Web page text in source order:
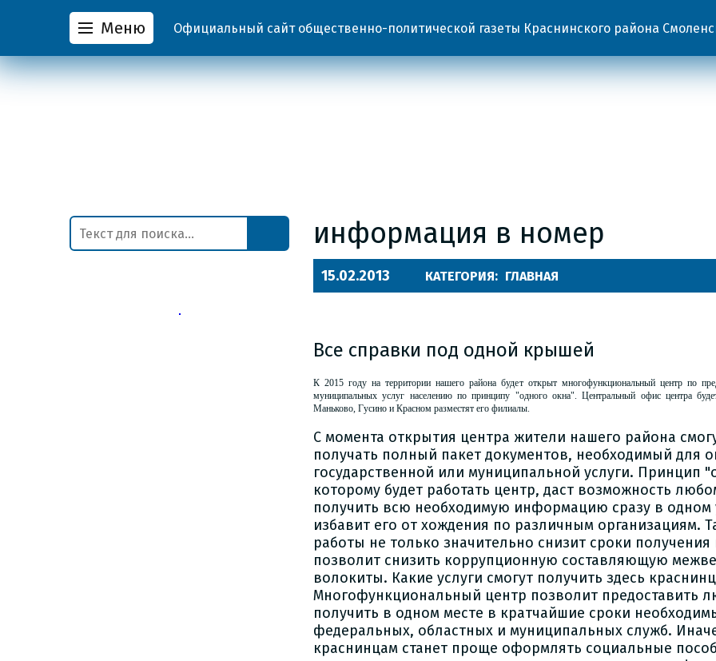
Меню Официальный сайт общественно-политической газеты Краснинского района
информация в номер
15.02.2013 КАТЕГОРИЯ: ГЛАВНАЯ
Все справки под одной крышей
К 2015 году на территории нашего района будет открыт многофункциональный центр по
муниципальных услуг населению по принципу "одного окна". Центральный офис центра
Маньково, Гусино и Красном разместят его филиалы.
С момента открытия центра жители нашего района
получать полный пакет документов, необходимый для
государственной или муниципальной услуги. Принцип
которому будет работать центр, даст возможность
получить всю необходимую информацию сразу в одном
избавит его от хождения по различным организациям.
работы не только значительно снизит сроки получения
позволит снизить коррупционную составляющую
волокиты. Какие услуги смогут получить здесь
Многофункциональный центр позволит предоставить
получить в одном месте в кратчайшие сроки
федеральных, областных и муниципальных служб.
краснинцам станет проще оформлять социальные